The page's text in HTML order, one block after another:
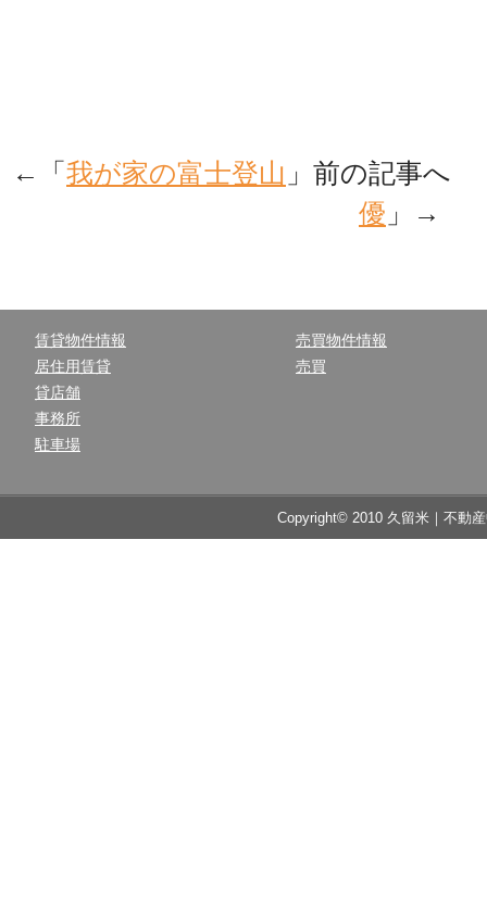
←「 我が家の富士登山 」前の記事
優 」→
賃貸物件情報
居住用賃貸
貸店舗
事務所
駐車場
売買物件情報
売買
Copyright© 2010 久留米｜不動